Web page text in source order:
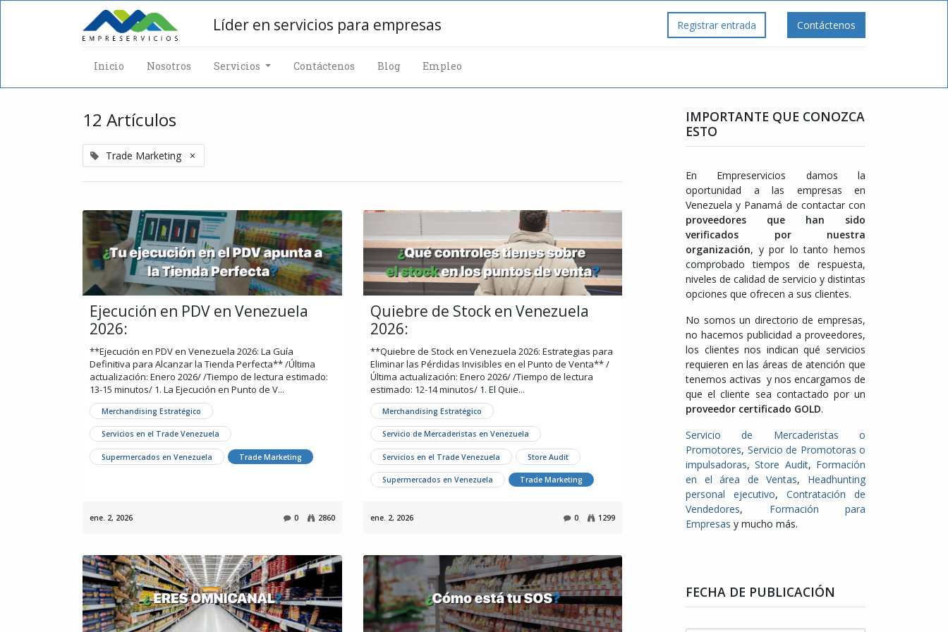
Líder en servicios para empresas Registrar entrada Contáctenos
Inicio Nosotros Servicios Contáctenos Blog Empleo
12 Artículos
Trade Marketing ×
Ejecución en PDV en Venezuela
2026:
**Ejecución en PDV en Venezuela 2026: La Guía
Definitiva para Alcanzar la Tienda Perfecta** /Última
actualización: Enero 2026/ /Tiempo de lectura estimado:
13-15 minutos/ 1. La Ejecución en Punto de V...
Merchandising Estratégico
Servicios en el Trade Venezuela
Supermercados en Venezuela Trade Marketing
ene. 2, 2026 0 2860
Quiebre de Stock en Venezuela
2026:
**Quiebre de Stock en Venezuela 2026: Estrategias para
Eliminar las Pérdidas Invisibles en el Punto de Venta** /
Última actualización: Enero 2026/ /Tiempo de lectura
estimado: 12-14 minutos/ 1. El Quie...
Merchandising Estratégico
Servicio de Mercaderistas en Venezuela
Servicios en el Trade Venezuela Store Audit
Supermercados en Venezuela Trade Marketing
ene. 2, 2026 0 1299
IMPORTANTE QUE CONOZCA
ESTO
En Empreservicios damos la
oportunidad a las empresas en
Venezuela y Panamá de contactar con
proveedores que han sido
verificados por nuestra
organización, y por lo tanto hemos
comprobado tiempos de respuesta,
niveles de calidad de servicio y distintas
opciones que ofrecen a sus clientes.
No somos un directorio de empresas,
no hacemos publicidad a proveedores,
los clientes nos indican qué servicios
requieren en las áreas de atención que
tenemos activas y nos encargamos de
que el cliente sea contactado por un
proveedor certificado GOLD.
Servicio de Mercaderistas o
Promotores, Servicio de Promotoras o
impulsadoras,Store Audit, Formación
en el área de Ventas, Headhunting
personal ejecutivo, Contratación de
Vendedores, Formación para
Empresas y mucho más.
FECHA DE PUBLICACIÓN